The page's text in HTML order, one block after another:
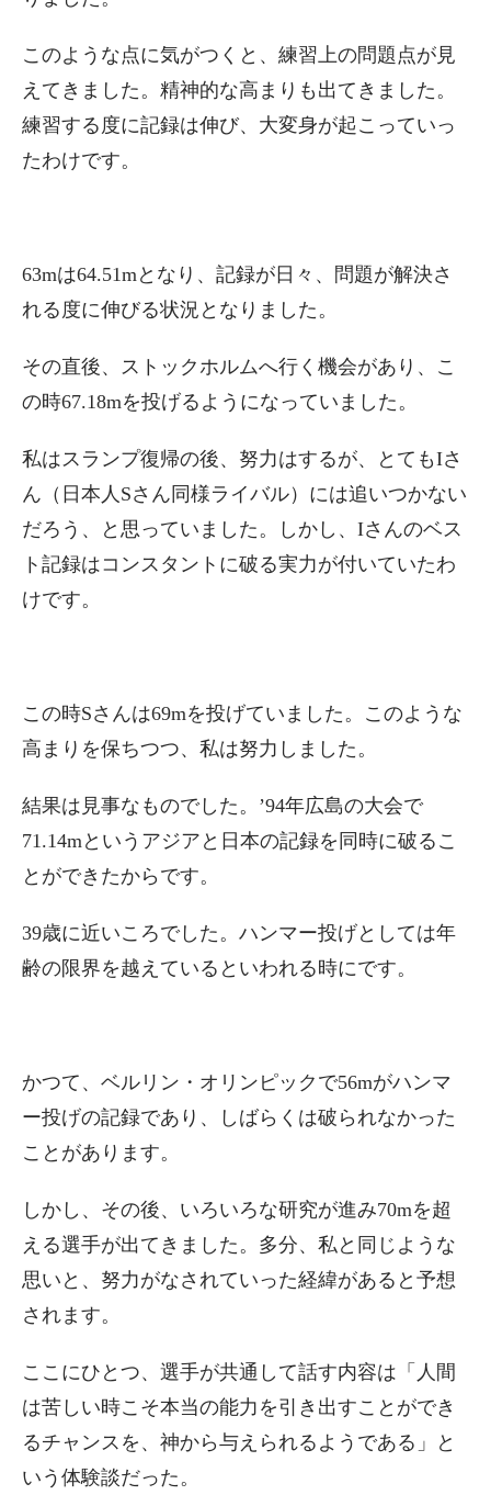
このような点に気がつくと、練習上の問題点が見
えてきました。精神的な高まりも出てきました。
練習する度に記録は伸び、大変身が起こっていっ
たわけです。
63mは64.51mとなり、記録が日々、問題が解決さ
れる度に伸びる状況となりました。
その直後、ストックホルムへ行く機会があり、こ
の時67.18mを投げるようになっていました。
私はスランプ復帰の後、努力はするが、とてもIさ
ん（日本人Sさん同様ライバル）には追いつかない
だろう、と思っていました。しかし、Iさんのベス
ト記録はコンスタントに破る実力が付いていたわ
けです。
この時Sさんは69mを投げていました。このような
高まりを保ちつつ、私は努力しました。
結果は見事なものでした。’94年広島の大会で
71.14mというアジアと日本の記録を同時に破るこ
とができたからです。
39歳に近いころでした。ハンマー投げとしては年
齢の限界を越えているといわれる時にです。
かつて、ベルリン・オリンピックで56mがハンマ
ー投げの記録であり、しばらくは破られなかった
ことがあります。
しかし、その後、いろいろな研究が進み70mを超
える選手が出てきました。多分、私と同じような
思いと、努力がなされていった経緯があると予想
されます。
ここにひとつ、選手が共通して話す内容は「人間
は苦しい時こそ本当の能力を引き出すことができ
るチャンスを、神から与えられるようである」と
いう体験談だった。